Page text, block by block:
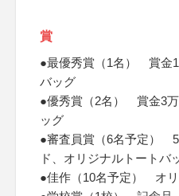
賞
●最優秀賞（1名） 賞金
バッグ
●優秀賞（2名） 賞金3
ッグ
●審査員賞（6名予定）
ド、オリジナルトートバ
●佳作（10名予定） オ